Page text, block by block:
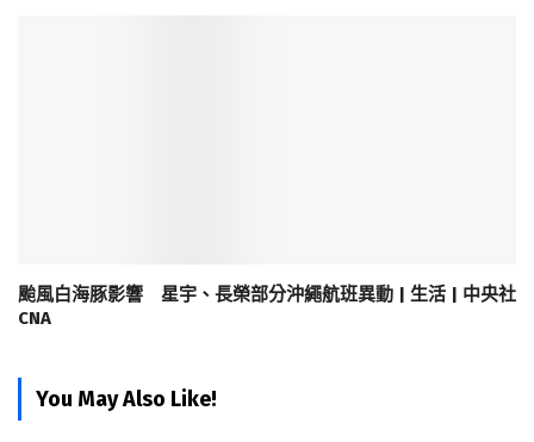
颱風白海豚影響 星宇、長榮部分沖繩航班異動 | 生活 | 中央社
CNA
You May Also Like!